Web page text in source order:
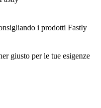
i prodotti Fastly
giusto per le tue esigenze